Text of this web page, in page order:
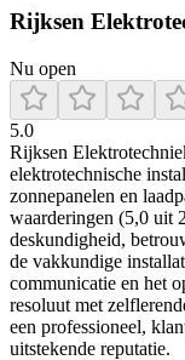
Rijksen
Nu open
5.0
Rijksen
elektrotechnische
zonnepanelen en
waarderingen (5,0 uit
deskundigheid,
de vakkundige
communicatie en het
resoluut met
een professioneel,
uitstekende reputatie.